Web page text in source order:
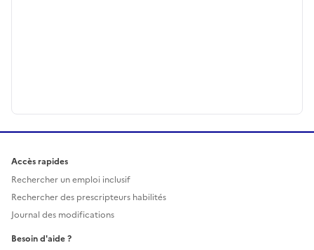
Accès rapides
Rechercher un emploi inclusif
Rechercher des prescripteurs habilités
Journal des modifications
Besoin d'aide ?